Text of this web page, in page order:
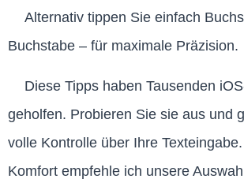
Alternativ tippen Sie einfach
Buchstabe – für maximale Präzision.
Diese Tipps haben Tausenden
geholfen. Probieren Sie sie aus und
volle Kontrolle über Ihre
Komfort empfehle ich unsere